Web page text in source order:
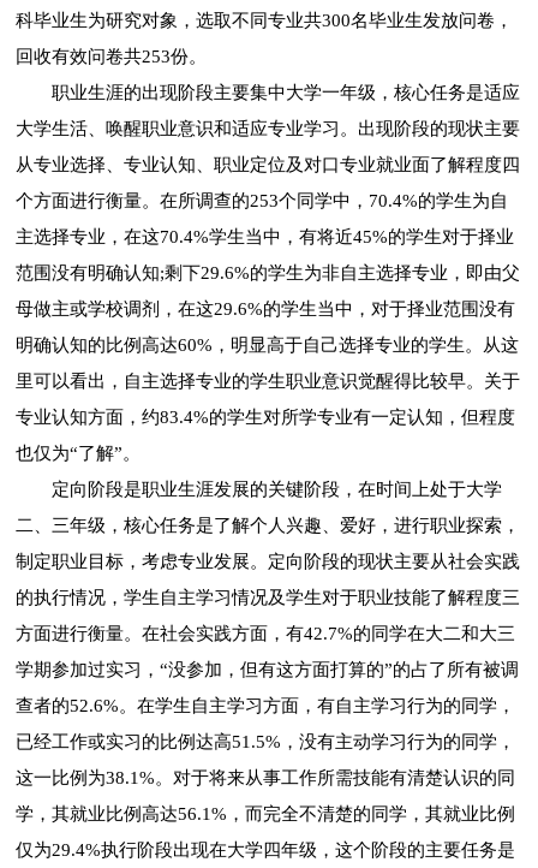
科毕业生为研究对象，选取不同专业共300名毕业生发放问卷，
回收有效问卷共253份。
职业生涯的出现阶段主要集中大学一年级，核心任务是适应
大学生活、唤醒职业意识和适应专业学习。出现阶段的现状主要
从专业选择、专业认知、职业定位及对口专业就业面了解程度四
个方面进行衡量。在所调查的253个同学中，70.4%的学生为自
主选择专业，在这70.4%学生当中，有将近45%的学生对于择业
范围没有明确认知;剩下29.6%的学生为非自主选择专业，即由父
母做主或学校调剂，在这29.6%的学生当中，对于择业范围没有
明确认知的比例高达60%，明显高于自己选择专业的学生。从这
里可以看出，自主选择专业的学生职业意识觉醒得比较早。关于
专业认知方面，约83.4%的学生对所学专业有一定认知，但程度
也仅为“了解”。
定向阶段是职业生涯发展的关键阶段，在时间上处于大学
二、三年级，核心任务是了解个人兴趣、爱好，进行职业探索，
制定职业目标，考虑专业发展。定向阶段的现状主要从社会实践
的执行情况，学生自主学习情况及学生对于职业技能了解程度三
方面进行衡量。在社会实践方面，有42.7%的同学在大二和大三
学期参加过实习，“没参加，但有这方面打算的”的占了所有被调
查者的52.6%。在学生自主学习方面，有自主学习行为的同学，
已经工作或实习的比例达高51.5%，没有主动学习行为的同学，
这一比例为38.1%。对于将来从事工作所需技能有清楚认识的同
学，其就业比例高达56.1%，而完全不清楚的同学，其就业比例
仅为29.4%执行阶段出现在大学四年级，这个阶段的主要任务是